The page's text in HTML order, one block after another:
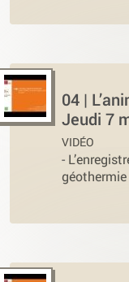
04 |
Jeudi 7
VIDÉO
-